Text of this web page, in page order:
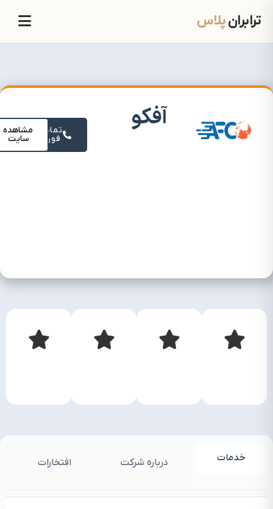
ترابرانپلاس
آفکو تماس
فوری
مشاهده
سایت
خدمات درباره شرکت افتخارات